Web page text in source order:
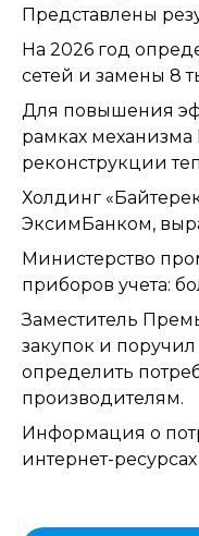
Представлены
На 2026 год
сетей и замены 8
Для повышения
рамках механизма
реконструкции
Холдинг
ЭксимБанком,
Министерство
приборов учета:
Заместитель
закупок и
определить
производителям.
Информация о
интернет-